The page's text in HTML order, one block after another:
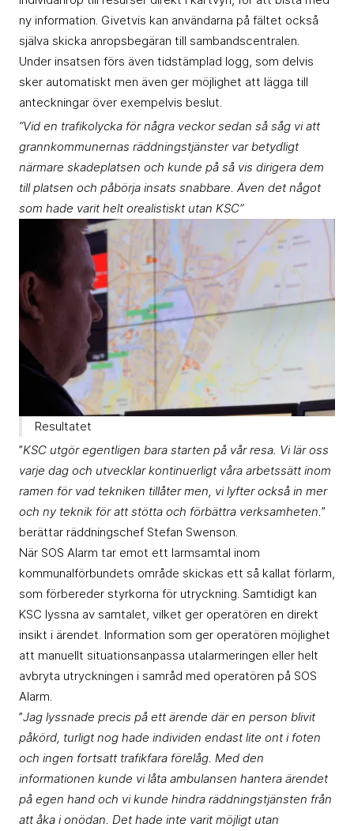
ny information. Givetvis kan användarna på fältet också
själva skicka anropsbegäran till sambandscentralen.
Under insatsen förs även tidstämplad logg, som delvis
sker automatiskt men även ger möjlighet att lägga till
anteckningar över exempelvis beslut.
”Vid en trafikolycka för några veckor sedan så såg vi att
grannkommunernas räddningstjänster var betydligt
närmare skadeplatsen och kunde på så vis dirigera dem
till platsen och påbörja insats snabbare. Även det något
som hade varit helt orealistiskt utan KSC”
Resultatet
”KSC utgör egentligen bara starten på vår resa. Vi lär oss
varje dag och utvecklar kontinuerligt våra arbetssätt inom
ramen för vad tekniken tillåter men, vi lyfter också in mer
och ny teknik för att stötta och förbättra verksamheten.”
berättar räddningschef Stefan Swenson.
När SOS Alarm tar emot ett larmsamtal inom
kommunalförbundets område skickas ett så kallat förlarm,
som förbereder styrkorna för utryckning. Samtidigt kan
KSC lyssna av samtalet, vilket ger operatören en direkt
insikt i ärendet. Information som ger operatören möjlighet
att manuellt situationsanpassa utalarmeringen eller helt
avbryta utryckningen i samråd med operatören på SOS
Alarm.
”Jag lyssnade precis på ett ärende där en person blivit
påkörd, turligt nog hade individen endast lite ont i foten
och ingen fortsatt trafikfara förelåg. Med den
informationen kunde vi låta ambulansen hantera ärendet
på egen hand och vi kunde hindra räddningstjänsten från
att åka i onödan. Det hade inte varit möjligt utan